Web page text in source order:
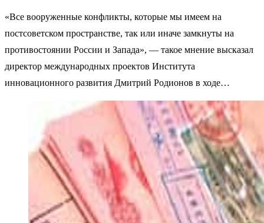
«Все вооруженные конфликты, которые мы имеем на
постсоветском пространстве, так или иначе замкнуты на
противостоянии России и Запада», — такое мнение высказал
директор международных проектов Института
инновационного развития Дмитрий Родионов в ходе…